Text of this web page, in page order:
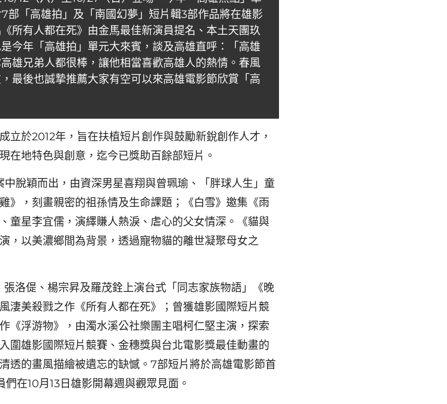
部「高雄拍」及「南國幻夢」短片輯3部作品將在雄影
所有人都在死》由金馬最佳新演員提名、本土天團玖
今年「高雄拍」單元大來賓，談及高雄直呼：「高雄
雄兄弟人都很棒，讓他相當喜歡高雄人的熱情。春風
最後也誠摯推薦大家有空可以來高雄電影節欣賞「高
立於2012年，旨在扶植短片創作與鼓勵新銳創作人才，
在地特色與創意，迄今已獎助百餘部短片。
脫穎而出，由資深男星喜翔與曾珮瑜、「胖球人生」童
》，刻畫親密的祖孫情及生命課題；《白雪》邀集《雨
童星李宜儒，演繹賺人熱淚、虐心的父女情深。《貓與
，以美濃鄉間為背景，透過寵物貓的離世凝聚母女之
洛偍、楊宗昇及羅茂銓上演台式「同志家族物語」《晚
淒美殺戮之作《所有人都在死》；曾獲雄影國際短片競
《浮游物》，由濁水溪公社樂團主唱柯仁堅主演，探索
圍雄影國際短片競賽、金穗獎與台北電影獎最佳動畫的
透的畫風描繪被遺忘的缺憾。7部短片將於高雄電影節首
在10月13日雄影開幕週與觀眾見面。